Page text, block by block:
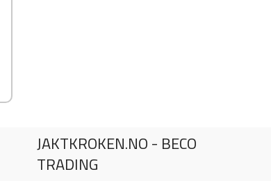
JAKTKROKEN.NO - BECO
TRADING